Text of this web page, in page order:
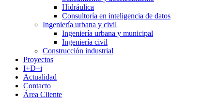
Hidráulica
Consultoría en inteligencia de datos
Ingeniería urbana y civil
Ingeniería urbana y municipal
Ingeniería civil
Construcción industrial
Proyectos
I+D+i
Actualidad
Contacto
Área Cliente